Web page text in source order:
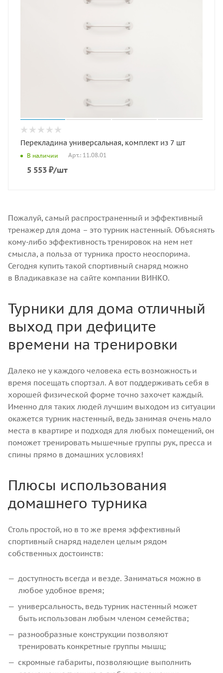
Перекладина универсальная, комплект из 7 шт
В наличии Арт.: 11.08.01
5 553 ₽/шт
Пожалуй, самый распространенный и эффективный
тренажер для дома – это турник настенный. Объяснять
кому-либо эффективность тренировок на нем нет
смысла, а польза от турника просто неоспорима.
Сегодня купить такой спортивный снаряд можно
в Владикавказе на сайте компании ВИНКО.
Турники для дома отличный
выход при дефиците
времени на тренировки
Далеко не у каждого человека есть возможность и
время посещать спортзал. А вот поддерживать себя в
хорошей физической форме точно захочет каждый.
Именно для таких людей лучшим выходом из ситуации
окажется турник настенный, ведь занимая очень мало
места в квартире и подходя для любых помещений, он
поможет тренировать мышечные группы рук, пресса и
спины прямо в домашних условиях!
Плюсы использования
домашнего турника
Столь простой, но в то же время эффективный
спортивный снаряд наделен целым рядом
собственных достоинств:
доступность всегда и везде. Заниматься можно в
любое удобное время;
универсальность, ведь турник настенный может
быть использован любым членом семейства;
разнообразные конструкции позволяют
тренировать конкретные группы мышц;
скромные габариты, позволяющие выполнить